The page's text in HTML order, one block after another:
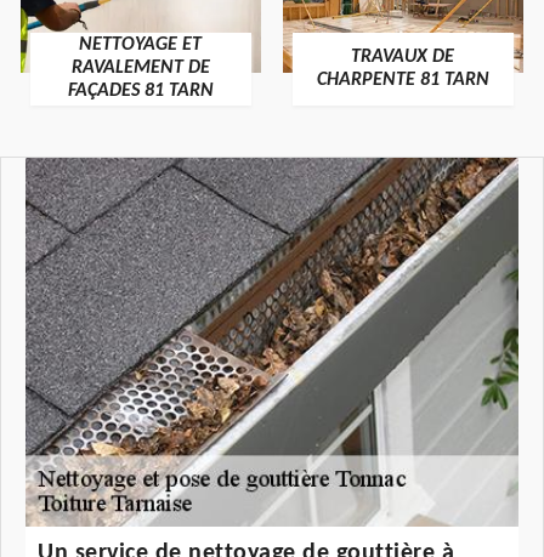
NETTOYAGE ET
RAVALEMENT DE
FAÇADES 81 TARN
TRAVAUX DE
CHARPENTE 81 TARN